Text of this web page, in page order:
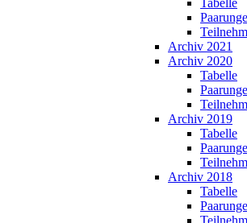
Archiv 2021
Archiv 2020
Tabelle
Archiv 2019
Tabelle
Archiv 2018
Tabelle